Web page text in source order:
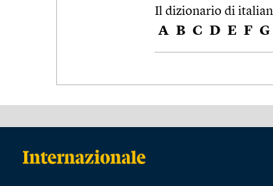
Il dizionario di
A B C D E F G